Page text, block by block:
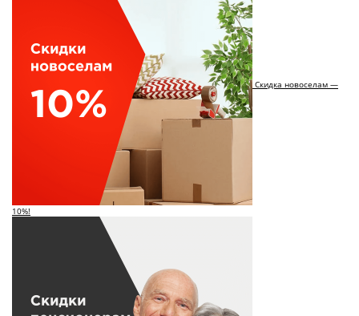
Скидка новоселам —
10%!